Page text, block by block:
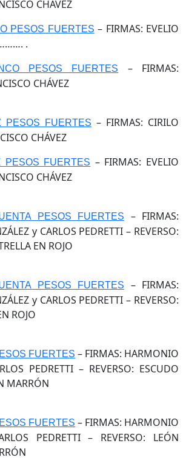
CHÁVEZ
PESOS FUERTES – FIRMAS: EVELIO
.
PESOS FUERTES
– FIRMAS:
CHÁVEZ
PESOS FUERTES – FIRMAS: CIRILO
CHÁVEZ
PESOS FUERTES – FIRMAS: EVELIO
CHÁVEZ
PESOS FUERTES
– FIRMAS:
y CARLOS PEDRETTI – REVERSO:
EN ROJO
PESOS FUERTES
– FIRMAS:
y CARLOS PEDRETTI – REVERSO:
ROJO
FUERTES – FIRMAS: HARMONIO
PEDRETTI – REVERSO: ESCUDO
MARRÓN
FUERTES – FIRMAS: HARMONIO
PEDRETTI – REVERSO: LEÓN